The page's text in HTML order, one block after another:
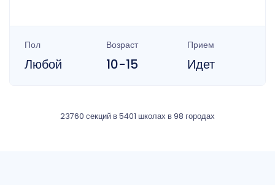
Пол
Любой
Возраст
10-15
Прием
Идет
23760 секций в 5401 школах в 98 городах